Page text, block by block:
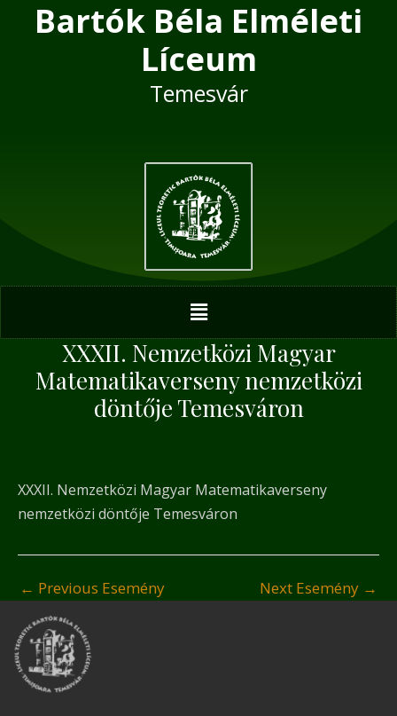
Bartók Béla Elméleti
Líceum
Temesvár
Menu
XXXII. Nemzetközi Magyar
Matematikaverseny nemzetközi
döntője Temesváron
XXXII. Nemzetközi Magyar Matematikaverseny
nemzetközi döntője Temesváron
Post
navigation
← Previous Esemény Next Esemény →